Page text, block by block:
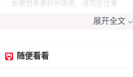
展开全文
随便看看